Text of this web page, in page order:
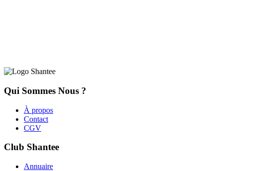
Qui Sommes Nous ?
À propos
Contact
CGV
Club Shantee
Annuaire